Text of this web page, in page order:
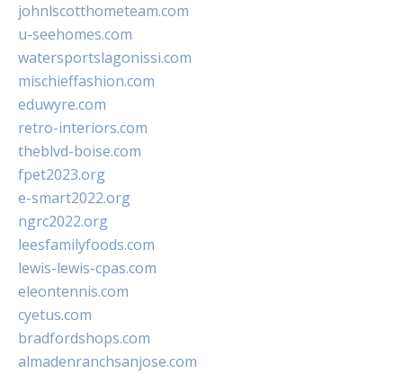
johnlscotthometeam.com
u-seehomes.com
watersportslagonissi.com
mischieffashion.com
eduwyre.com
retro-interiors.com
theblvd-boise.com
fpet2023.org
e-smart2022.org
ngrc2022.org
leesfamilyfoods.com
lewis-lewis-cpas.com
eleontennis.com
cyetus.com
bradfordshops.com
almadenranchsanjose.com